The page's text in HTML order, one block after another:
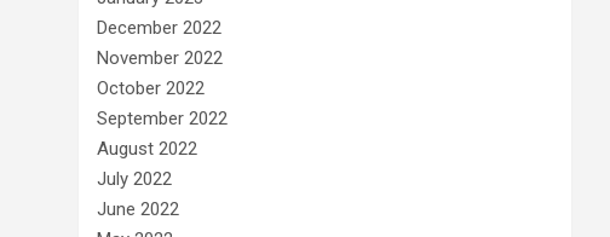
December 2022
November 2022
October 2022
September 2022
August 2022
July 2022
June 2022